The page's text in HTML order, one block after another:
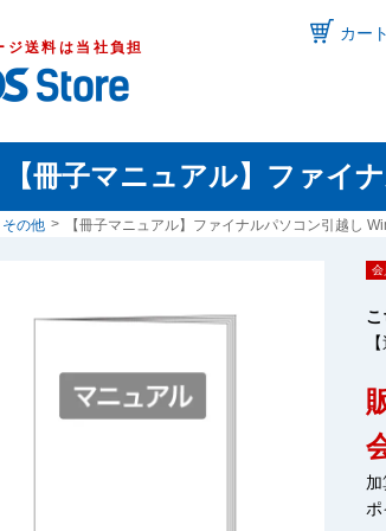
ジ送料は当社負担
カー
【冊子マニュアル】ファ
その他 【冊子マニュアル】ファイナルパソコン引越し
会
ポ